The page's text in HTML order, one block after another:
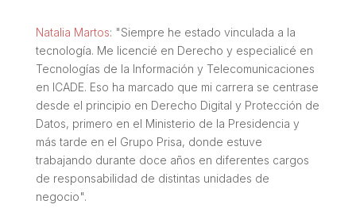
Natalia Martos: "Siempre he estado vinculada a la
tecnología. Me licencié en Derecho y especialicé en
Tecnologías de la Información y Telecomunicaciones
en ICADE. Eso ha marcado que mi carrera se centrase
desde el principio en Derecho Digital y Protección de
Datos, primero en el Ministerio de la Presidencia y
más tarde en el Grupo Prisa, donde estuve
trabajando durante doce años en diferentes cargos
de responsabilidad de distintas unidades de
negocio".